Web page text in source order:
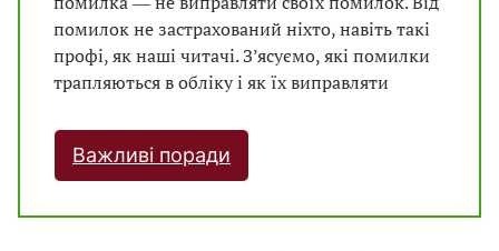
помилок не застрахований ніхто, навіть такі
профі, як наші читачі. З’ясуємо, які помилки
трапляються в обліку і як їх виправляти
Важливі поради